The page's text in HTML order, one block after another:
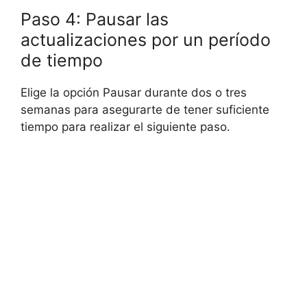
Paso 4: Pausar las
actualizaciones por un período
de tiempo
Elige la opción Pausar durante dos o tres
semanas para asegurarte de tener suficiente
tiempo para realizar el siguiente paso.